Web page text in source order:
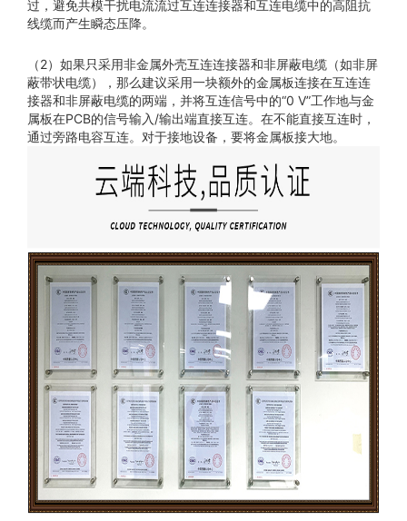
过，避免共模干扰电流流过互连连接器和互连电缆中的高阻抗
线缆而产生瞬态压降。
（2）如果只采用非金属外壳互连连接器和非屏蔽电缆（如非屏
蔽带状电缆），那么建议采用一块额外的金属板连接在互连连
接器和非屏蔽电缆的两端，并将互连信号中的“0 V”工作地与金
属板在PCB的信号输入/输出端直接互连。在不能直接互连时，
通过旁路电容互连。对于接地设备，要将金属板接大地。